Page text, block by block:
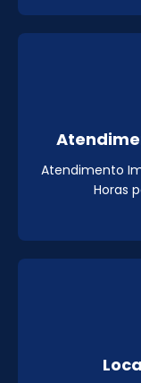
Atendimento
Horas